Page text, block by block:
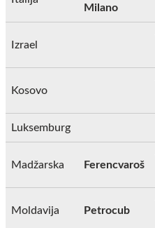
Milano
Izrael
Kosovo
Luksemburg
Madžarska Ferencvaroš
Moldavija Petrocub